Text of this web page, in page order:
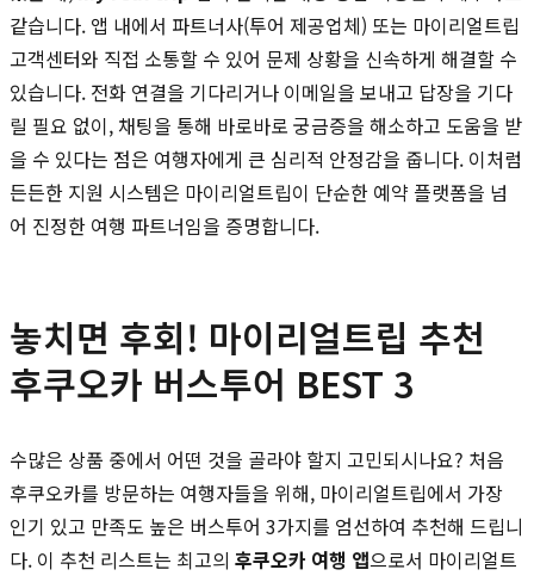
같습니다. 앱 내에서 파트너사(투어 제공업체) 또는 마이리얼트립
고객센터와 직접 소통할 수 있어 문제 상황을 신속하게 해결할 수
있습니다. 전화 연결을 기다리거나 이메일을 보내고 답장을 기다
릴 필요 없이, 채팅을 통해 바로바로 궁금증을 해소하고 도움을 받
을 수 있다는 점은 여행자에게 큰 심리적 안정감을 줍니다. 이처럼
든든한 지원 시스템은 마이리얼트립이 단순한 예약 플랫폼을 넘
어 진정한 여행 파트너임을 증명합니다.
놓치면 후회! 마이리얼트립 추천
후쿠오카 버스투어 BEST 3
수많은 상품 중에서 어떤 것을 골라야 할지 고민되시나요? 처음
후쿠오카를 방문하는 여행자들을 위해, 마이리얼트립에서 가장
인기 있고 만족도 높은 버스투어 3가지를 엄선하여 추천해 드립니
다. 이 추천 리스트는 최고의 후쿠오카 여행 앱으로서 마이리얼트